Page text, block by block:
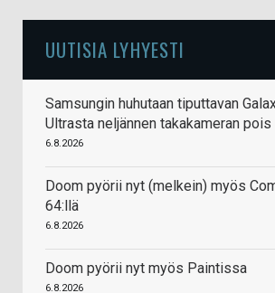
UUTISIA LYHYESTI
Samsungin huhutaan tiputtavan
Ultrasta neljännen takakameran pois
6.8.2026
Doom pyörii nyt (melkein) myös
64:llä
6.8.2026
Doom pyörii nyt myös Paintissa
6.8.2026